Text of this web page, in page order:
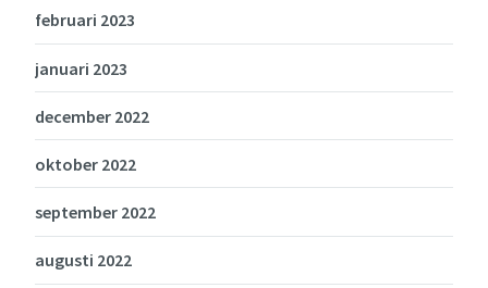
februari 2023
januari 2023
december 2022
oktober 2022
september 2022
augusti 2022